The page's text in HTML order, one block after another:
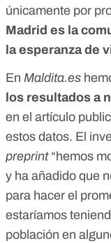
únicamente por
Madrid es la
la esperanza de
En Maldita.es
los resultados a
en el artículo
estos datos. El
preprint“hemos
y ha añadido que
para hacer el
estaríamos
población en